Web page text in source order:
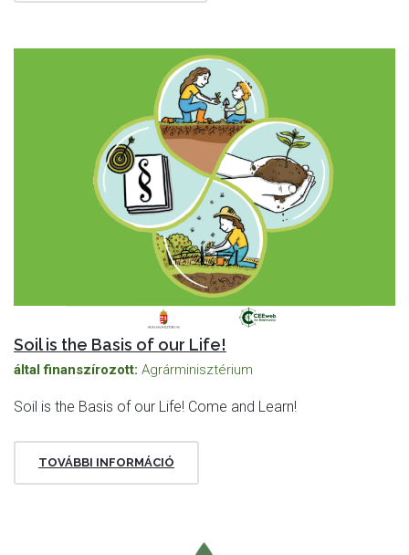
Soil is the Basis of our Life!
által finanszírozott: Agrárminisztérium
Soil is the Basis of our Life! Come and Learn!
TOVÁBBI INFORMÁCIÓ